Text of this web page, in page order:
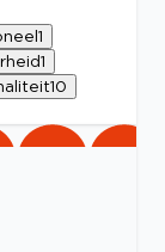
1
1
10